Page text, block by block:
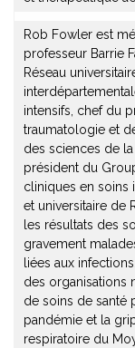
Rob Fowler est
professeur Barrie
Réseau
intensifs, chef du
traumatologie et
des sciences de
président du
cliniques en soins
et universitaire de
les résultats des
gravement
liées aux
des organisations
de soins de santé
pandémie et la
respiratoire du